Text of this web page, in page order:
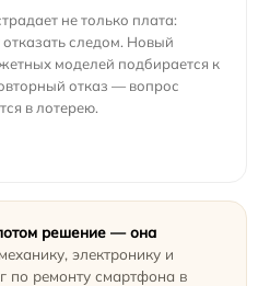
не только плата:
следом. Новый
моделей подбирается к
отказ — вопрос
в лотерею.
решение — она
электронику и
по ремонту смартфона в